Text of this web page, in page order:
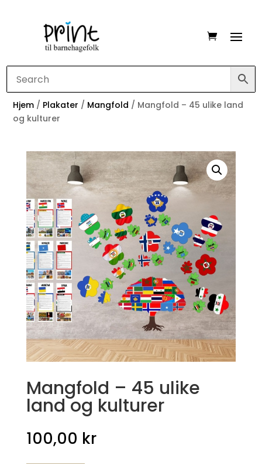
Hjem / Plakater / Mangfold / Mangfold – 45 ulike land
og kulturer
Mangfold – 45 ulike
land og kulturer
100,00 kr